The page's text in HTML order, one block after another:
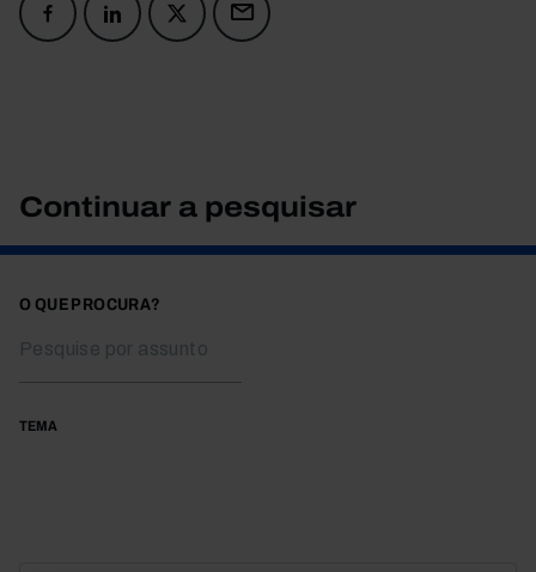
Continuar a pesquisar
O QUE PROCURA?
TEMA